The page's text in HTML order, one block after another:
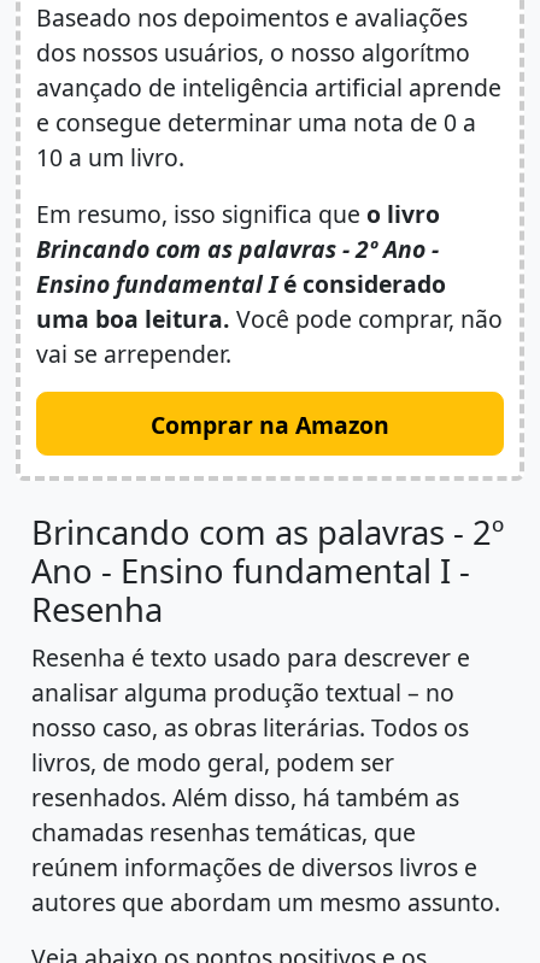
Baseado nos depoimentos e avaliações
dos nossos usuários, o nosso algorítmo
avançado de inteligência artificial aprende
e consegue determinar uma nota de 0 a
10 a um livro.
Em resumo, isso significa que o livro
Brincando com as palavras - 2º Ano -
Ensino fundamental Ié considerado
uma boa leitura. Você pode comprar, não
vai se arrepender.
Comprar na Amazon
Brincando com as palavras - 2º
Ano - Ensino fundamental I -
Resenha
Resenha é texto usado para descrever e
analisar alguma produção textual – no
nosso caso, as obras literárias. Todos os
livros, de modo geral, podem ser
resenhados. Além disso, há também as
chamadas resenhas temáticas, que
reúnem informações de diversos livros e
autores que abordam um mesmo assunto.